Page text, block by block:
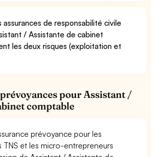
de responsabilité civile
/ Assistante de cabinet
les deux risques (exploitation et
pour Assistant /
comptable
prévoyance pour les
TNS et les micro-entrepreneurs